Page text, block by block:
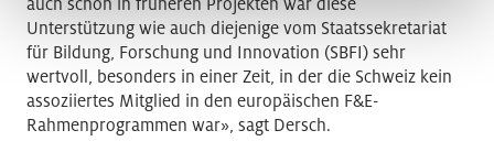
Unterstützung wie auch diejenige vom Staatssekretariat
für Bildung, Forschung und Innovation (SBFI) sehr
wertvoll, besonders in einer Zeit, in der die Schweiz kein
assoziiertes Mitglied in den europäischen F&E-
Rahmenprogrammen war», sagt Dersch.